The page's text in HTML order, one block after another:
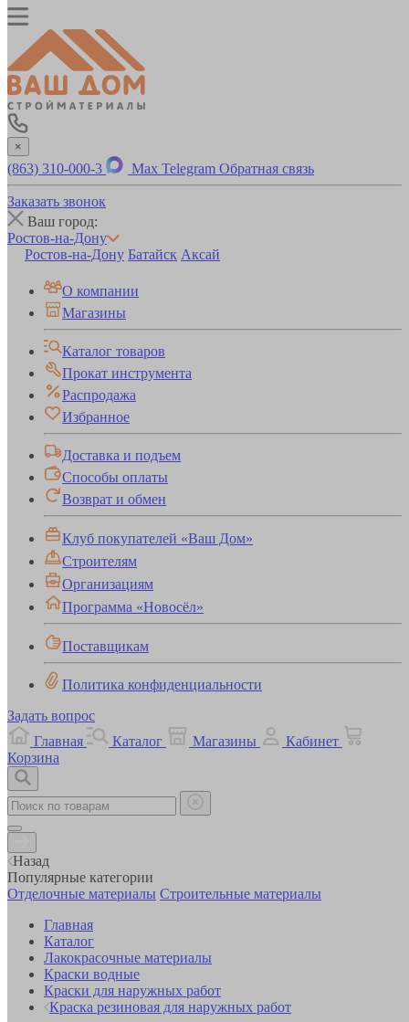
×
(863) 310-000-3 Max Telegram Обратная связь
Заказать звонок
Ваш город:
Ростов-на-Дону
Ростов-на-Дону Батайск Аксай
О компании
Магазины
Каталог товаров
Прокат инструмента
Распродажа
Избранное
Доставка и подъем
Способы оплаты
Возврат и обмен
Клуб покупателей «Ваш Дом»
Строителям
Организациям
Программа «Новосёл»
Поставщикам
Политика конфиденциальности
Задать вопрос
Главная
Каталог Магазины
Кабинет
Корзина
Назад
Популярные категории
Отделочные материалы Строительные материалы
Главная
Каталог
Лакокрасочные материалы
Краски водные
Краски для наружных работ
Краска резиновая для наружных работ